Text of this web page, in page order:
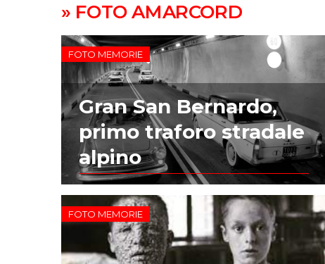
» FOTO AMARCORD
FOTO MEMORIE
Gran San Bernardo,
primo traforo stradale
alpino
FOTO MEMORIE